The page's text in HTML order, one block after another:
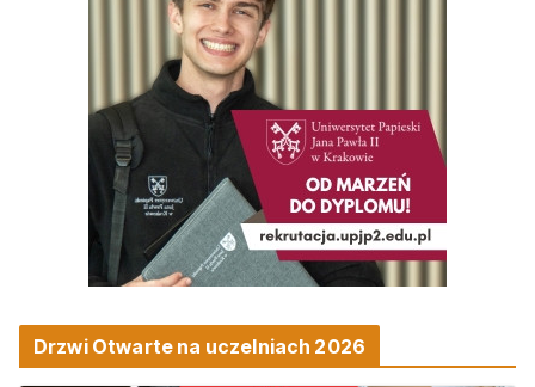
Drzwi Otwarte na uczelniach 2026